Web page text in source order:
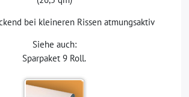
bei kleineren Rissen atmungsaktiv
Siehe auch:
Sparpaket 9 Roll.